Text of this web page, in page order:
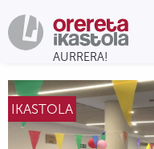
IKASTOLA